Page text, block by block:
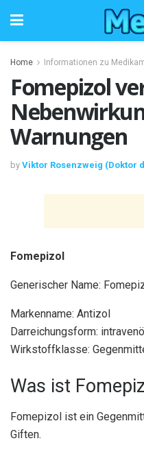
Home Informationen zu
Fomepizol
Warnungen
by Viktor Rosenzweig (Doktor
Fomepizol
Generischer Name:
Markenname: Antizol
Darreichungsform:
Wirkstoffklasse:
Was ist
Fomepizol ist ein
Giften.